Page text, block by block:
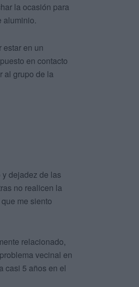
la ocasión para
aluminio.
en un
en contacto
al grupo de la
dejadez de las
no realicen la
me siento
relacionado,
vecinal en
casi 5 años en el